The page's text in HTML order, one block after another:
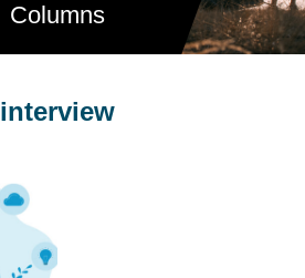
Columns
interview